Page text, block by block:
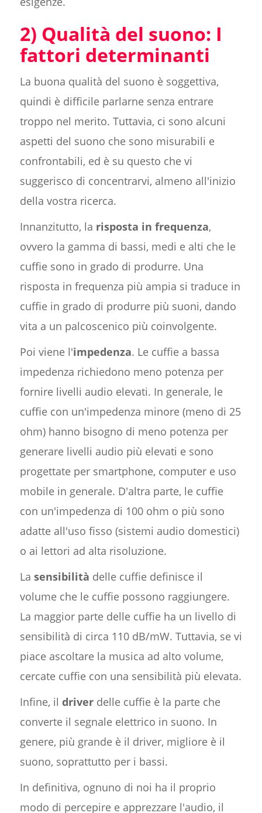
2) Qualità del suono: I
fattori determinanti
La buona qualità del suono è soggettiva,
quindi è difficile parlarne senza entrare
troppo nel merito. Tuttavia, ci sono alcuni
aspetti del suono che sono misurabili e
confrontabili, ed è su questo che vi
suggerisco di concentrarvi, almeno all'inizio
della vostra ricerca.
Innanzitutto, la risposta in frequenza,
ovvero la gamma di bassi, medi e alti che le
cuffie sono in grado di produrre. Una
risposta in frequenza più ampia si traduce in
cuffie in grado di produrre più suoni, dando
vita a un palcoscenico più coinvolgente.
Poi viene l'impedenza. Le cuffie a bassa
impedenza richiedono meno potenza per
fornire livelli audio elevati. In generale, le
cuffie con un'impedenza minore (meno di 25
ohm) hanno bisogno di meno potenza per
generare livelli audio più elevati e sono
progettate per smartphone, computer e uso
mobile in generale. D'altra parte, le cuffie
con un'impedenza di 100 ohm o più sono
adatte all'uso fisso (sistemi audio domestici)
o ai lettori ad alta risoluzione.
La sensibilità delle cuffie definisce il
volume che le cuffie possono raggiungere.
La maggior parte delle cuffie ha un livello di
sensibilità di circa 110 dB/mW. Tuttavia, se vi
piace ascoltare la musica ad alto volume,
cercate cuffie con una sensibilità più elevata.
Infine, il driverdelle cuffie è la parte che
converte il segnale elettrico in suono. In
genere, più grande è il driver, migliore è il
suono, soprattutto per i bassi.
In definitiva, ognuno di noi ha il proprio
modo di percepire e apprezzare l'audio, il